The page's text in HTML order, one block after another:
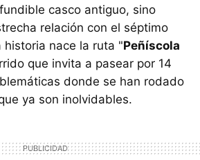
casco antiguo, sino
relación con el séptimo
nace la ruta "Peñíscola
que invita a pasear por 14
donde se han rodado
ya son inolvidables.